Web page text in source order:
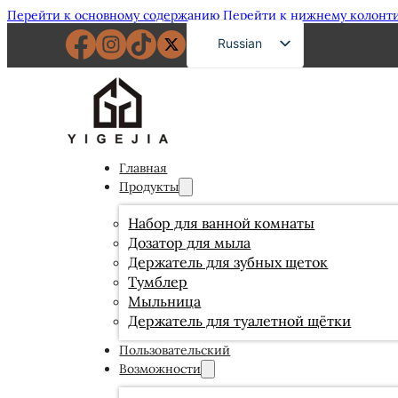
Перейти к основному содержанию Перейти к нижнему
Russian
English
Japanese
Arabic
Главная
Продукты
Набор для ванной комнаты
Дозатор для мыла
Держатель для зубных щеток
Тумблер
Мыльница
Держатель для туалетной щётки
Пользовательский
Возможности